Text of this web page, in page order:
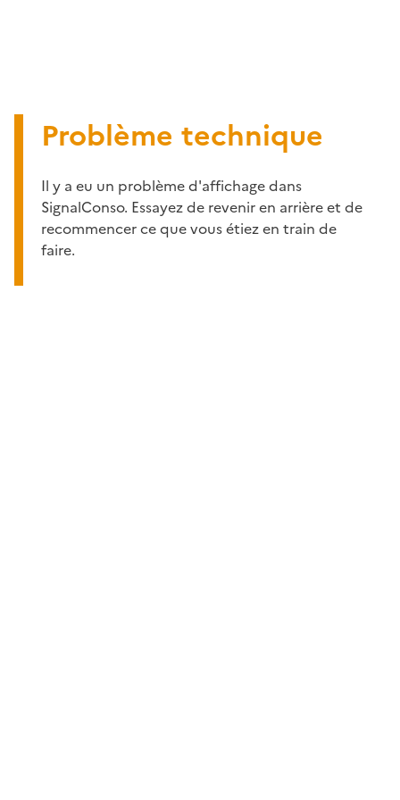
Problème technique
Il y a eu un problème d'affichage dans
SignalConso. Essayez de revenir en arrière et de
recommencer ce que vous étiez en train de
faire.